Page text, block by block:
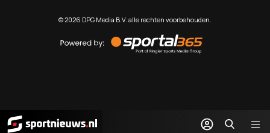
©2026 DPG Media B.V. alle rechten voorbehouden.
by
Sportal365